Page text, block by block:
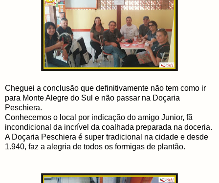
Cheguei a conclusão que definitivamente não tem como ir
para Monte Alegre do Sul e não passar na Doçaria
Peschiera.
Conhecemos o local por indicação do amigo Junior, fã
incondicional da incrível da coalhada preparada na doceria.
A Doçaria Peschiera é super tradicional na cidade e desde
1.940, faz a alegria de todos os formigas de plantão.